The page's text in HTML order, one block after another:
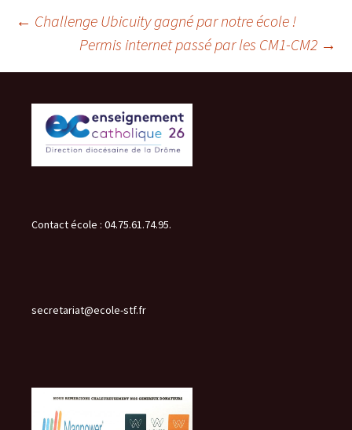
Navigation
des
articles
← Challenge Ubicuity gagné par notre école !
Permis internet passé par les CM1-CM2 →
Contact école : 04.75.61.74.95.
secretariat@ecole-stf.fr